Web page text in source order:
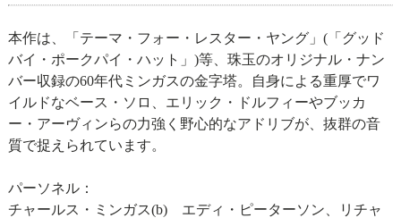
本作は、「テーマ・フォー・レスター・ヤング」(「グッド
バイ・ポークパイ・ハット」)等、珠玉のオリジナル・ナン
バー収録の60年代ミンガスの金字塔。自身による重厚でワ
イルドなベース・ソロ、エリック・ドルフィーやブッカ
ー・アーヴィンらの力強く野心的なアドリブが、抜群の音
質で捉えられています。
パーソネル：
チャールス・ミンガス(b) エディ・ピーターソン、リチャ